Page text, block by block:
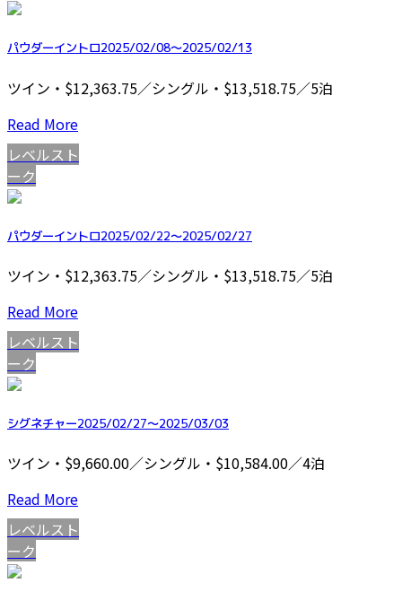
パウダーイントロ2025/02/08～2025/02/13
ツイン・$12,363.75／シングル・$13,518.75／5泊
Read More
レベルスト
ーク
パウダーイントロ2025/02/22～2025/02/27
ツイン・$12,363.75／シングル・$13,518.75／5泊
Read More
レベルスト
ーク
シグネチャー2025/02/27～2025/03/03
ツイン・$9,660.00／シングル・$10,584.00／4泊
Read More
レベルスト
ーク